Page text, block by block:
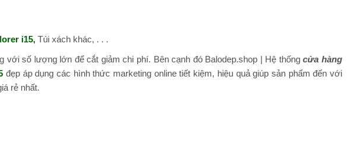
i15, Túi xách khác, . . .
với số lượng lớn để cắt giảm chi phí. Bên cạnh đó Balodep.shop | Hệ thốngcửa hàng
đẹp áp dụng các hình thức marketing online tiết kiệm, hiệu quả giúp sản phẩm đến với
rẻ nhất.